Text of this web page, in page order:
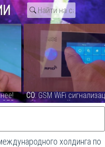
СО: GSM WiFi
обзор лучшей системы
бизнес»
холдинга по